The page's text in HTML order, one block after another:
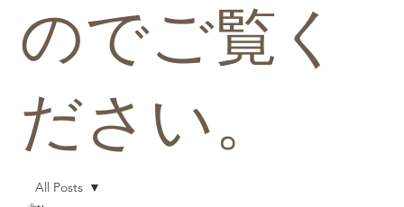
All Posts
のでご覧く
ださい。